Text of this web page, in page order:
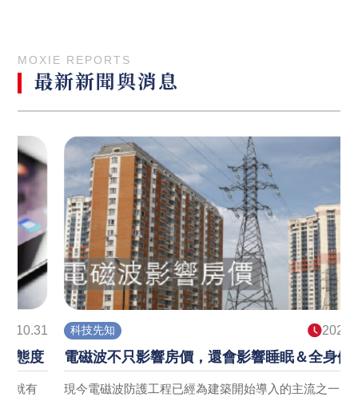
MOXIE REPORTS
最新新聞與消息
科技先知 2021.12.08
電磁波不只影響房價，還會影響睡眠＆全身健康
現今電磁波防護工程已經為建築開始導入的主流之一，原因